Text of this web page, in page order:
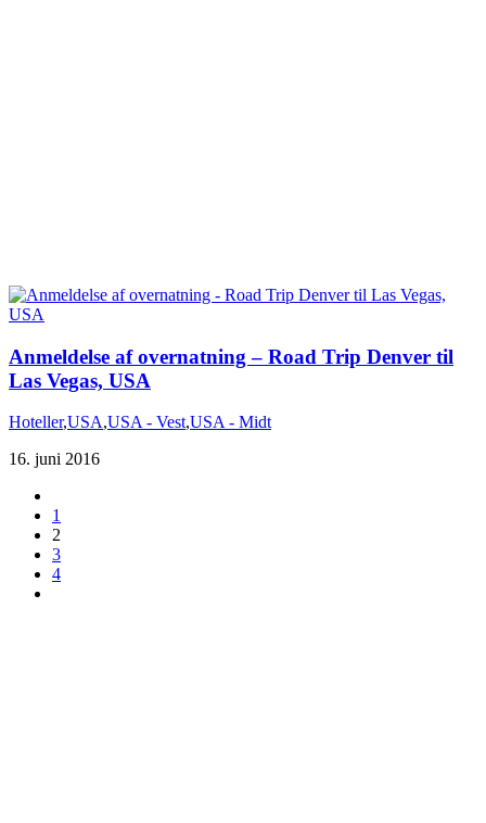
Anmeldelse af overnatning – Road Trip Denver til
Las Vegas, USA
Hoteller,USA,USA - Vest,USA - Midt
16. juni 2016
1
2
3
4